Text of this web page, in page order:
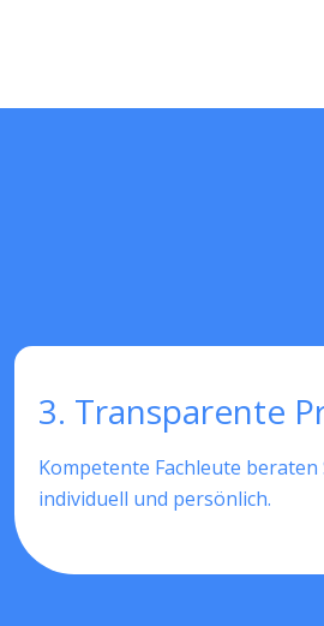
3. Transparente
Kompetente Fachleute beraten
individuell und persönlich.